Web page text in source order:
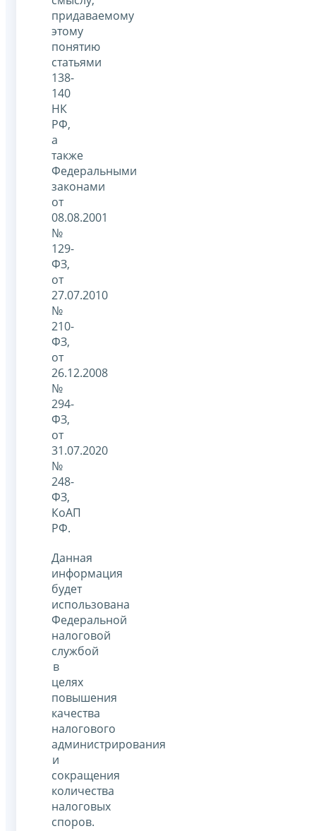
придаваемому
этому
понятию
статьями
138-
140
НК
РФ,
а
также
Федеральными
законами
от
08.08.2001
№
129-
ФЗ,
от
27.07.2010
№
210-
ФЗ,
от
26.12.2008
№
294-
ФЗ,
от
31.07.2020
№
248-
ФЗ,
КоАП
РФ.
Данная
информация
будет
использована
Федеральной
налоговой
службой
в
целях
повышения
качества
налогового
администрирования
и
сокращения
количества
налоговых
споров.